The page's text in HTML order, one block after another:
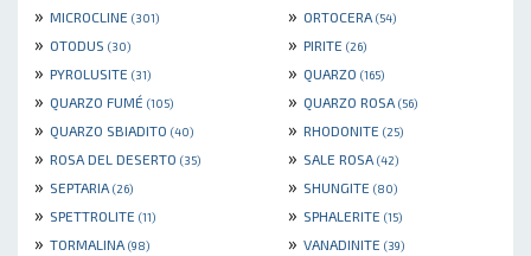
» MICROCLINE (301) » ORTOCERA (54)
» OTODUS (30) » PIRITE (26)
» PYROLUSITE (31) » QUARZO (165)
» QUARZO FUMÉ (105) » QUARZO ROSA (56)
» QUARZO SBIADITO (40) » RHODONITE (25)
» ROSA DEL DESERTO (35) » SALE ROSA (42)
» SEPTARIA (26) » SHUNGITE (80)
» SPETTROLITE (11) » SPHALERITE (15)
» TORMALINA (98) » VANADINITE (39)